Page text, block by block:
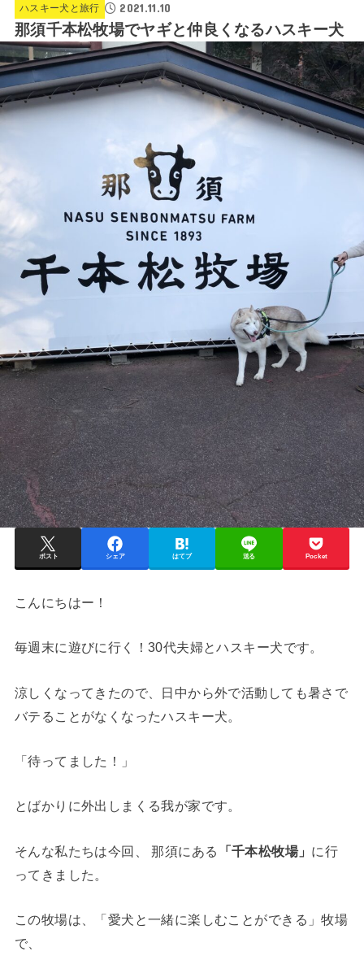
ハスキー犬と旅行 2021.11.10
那須千本松牧場でヤギと仲良くなるハスキー犬
ポスト シェア はてブ 送る Pocket
こんにちはー！
毎週末に遊びに行く！30代夫婦とハスキー犬です。
涼しくなってきたので、日中から外で活動しても暑さで
バテることがなくなったハスキー犬。
「待ってました！」
とばかりに外出しまくる我が家です。
そんな私たちは今回、 那須にある 「千本松牧場」 に行
ってきました。
この牧場は、「愛犬と一緒に楽しむことができる」牧場
で、